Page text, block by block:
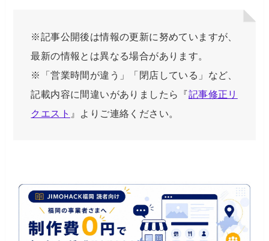
※記事公開後は情報の更新に努めていますが、
最新の情報とは異なる場合があります。
※「営業時間が違う」「閉店している」など、
記載内容に間違いがありましたら『記事修正リ
クエスト 』よりご連絡ください。